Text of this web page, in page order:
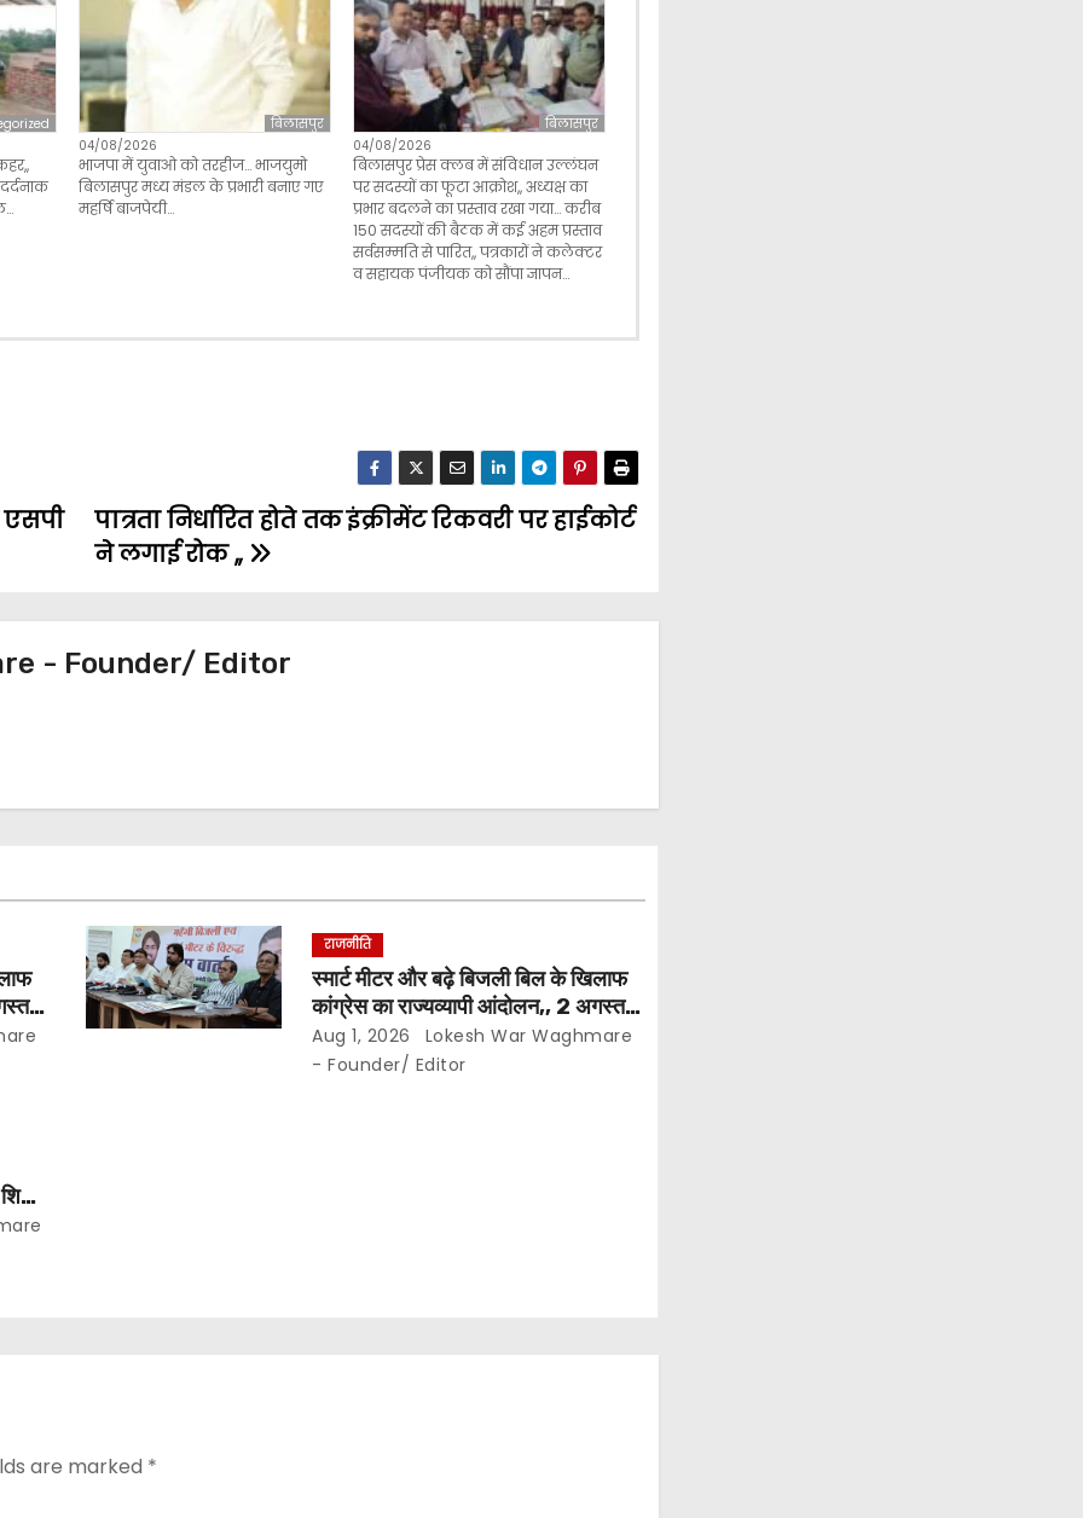
बिलासपुर
04/08/2026
भाजपा में युवाओ को तरहीज… भाजयुमो
बिलासपुर मध्य मंडल के प्रभारी बनाए गए
महर्षि बाजपेयी…
बिलासपुर
04/08/2026
बिलासपुर प्रेस क्लब में संविधान उल्लंघन
पर सदस्यों का फूटा आक्रोश,, अध्यक्ष का
प्रभार बदलने का प्रस्ताव रखा गया… करीब
150 सदस्यों की बैठक में कई अहम प्रस्ताव
सर्वसम्मति से पारित,, पत्रकारों ने कलेक्टर
व सहायक पंजीयक को सौंपा ज्ञापन…
पात्रता निर्धारित होते तक इंक्रीमेंट रिकवरी पर हाईकोर्ट
ने लगाई रोक ,,
- Founder/ Editor
से
राजनीति
स्मार्ट मीटर और बढ़े बिजली बिल के खिलाफ
कांग्रेस का राज्यव्यापी आंदोलन,, 2 अगस्त से
घर-घर अभियान,, दाम घटाने और 400
यूनिट हाफ योजना बहाल करने की मांग…
Aug 1, 2026
Lokesh War Waghmare
- Founder/ Editor
are marked *